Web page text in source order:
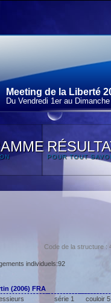
Meeting de la Liberté
Du Vendredi 1erau
POUR TOUT
Code de la structure :
individuels:92
(2006) FRA
série 1 couloir 5